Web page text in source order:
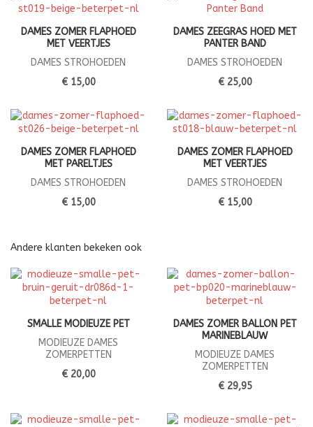
DAMES ZOMER FLAPHOED
MET VEERTJES
DAMES STROHOEDEN
€ 15,00
DAMES ZEEGRAS HOED MET
PANTER BAND
DAMES STROHOEDEN
€ 25,00
DAMES ZOMER FLAPHOED
MET PARELTJES
DAMES STROHOEDEN
€ 15,00
DAMES ZOMER FLAPHOED
MET VEERTJES
DAMES STROHOEDEN
€ 15,00
Andere klanten bekeken ook
SMALLE MODIEUZE PET
MODIEUZE DAMES
ZOMERPETTEN
€ 20,00
DAMES ZOMER BALLON PET
MARINEBLAUW
MODIEUZE DAMES
ZOMERPETTEN
€ 29,95